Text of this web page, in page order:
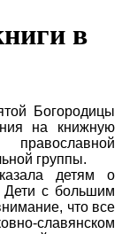
в
Богородицы
на книжную
группы.
детям о
Дети с большим
что все